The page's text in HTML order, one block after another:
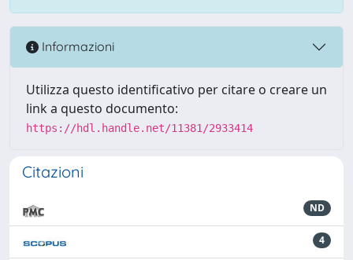
Informazioni
Utilizza questo identificativo per citare o creare un
link a questo documento:
https://hdl.handle.net/11381/2933414
Citazioni
ND
4